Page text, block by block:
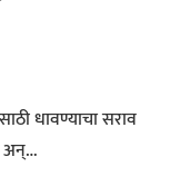
धावण्याचा सराव
अन्…